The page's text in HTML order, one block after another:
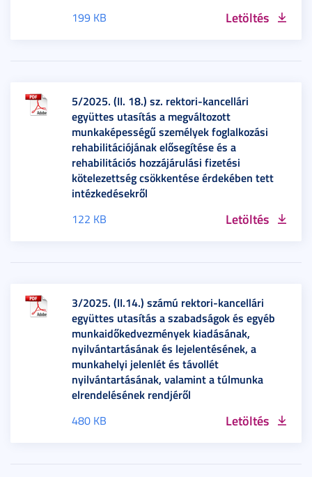
199 KB Letöltés
5/2025. (II. 18.) sz. rektori-kancellári
együttes utasítás a megváltozott
munkaképességű személyek foglalkozási
rehabilitációjának elősegítése és a
rehabilitációs hozzájárulási fizetési
kötelezettség csökkentése érdekében tett
intézkedésekről
122 KB Letöltés
3/2025. (II.14.) számú rektori-kancellári
együttes utasítás a szabadságok és egyéb
munkaidőkedvezmények kiadásának,
nyilvántartásának és lejelentésének, a
munkahelyi jelenlét és távollét
nyilvántartásának, valamint a túlmunka
elrendelésének rendjéről
480 KB Letöltés